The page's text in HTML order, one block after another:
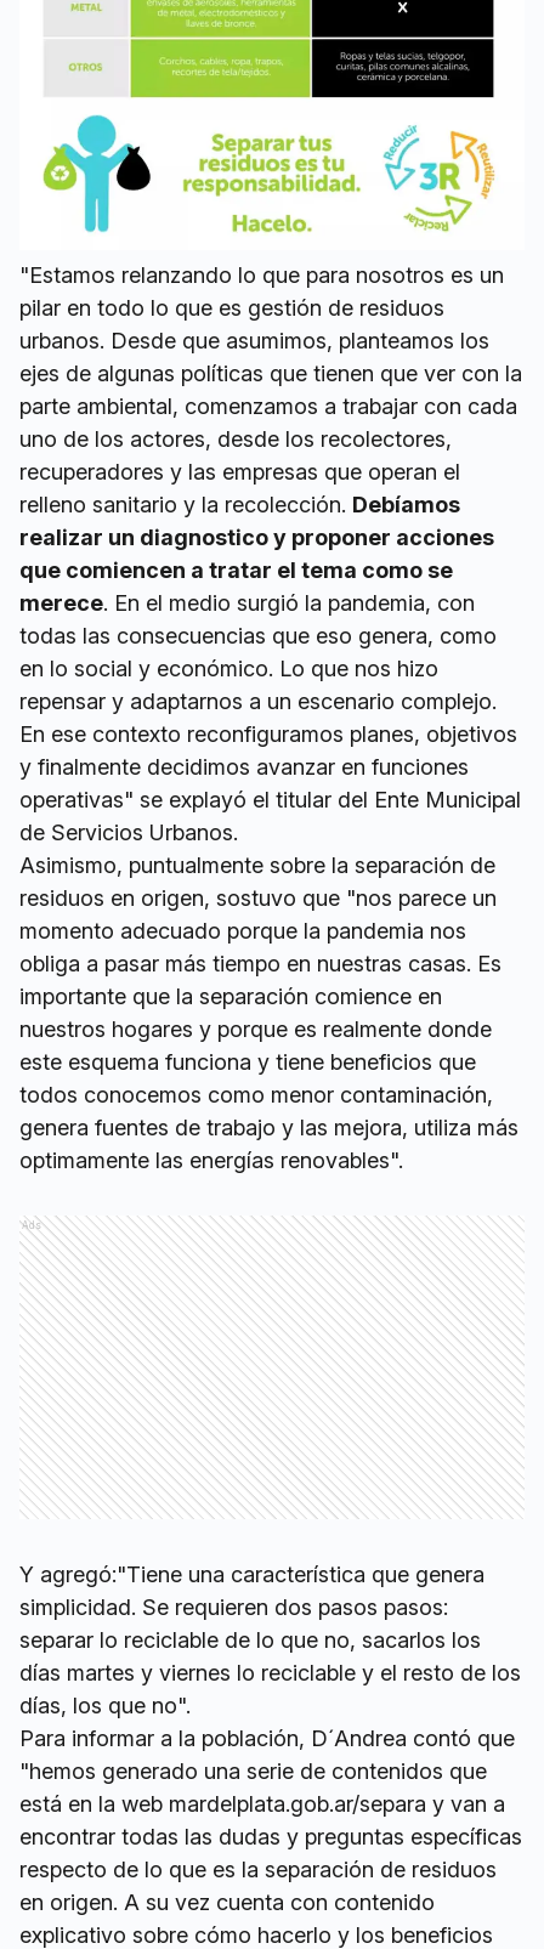
"Estamos relanzando lo que para nosotros es un
pilar en todo lo que es gestión de residuos
urbanos. Desde que asumimos, planteamos los
ejes de algunas políticas que tienen que ver con la
parte ambiental, comenzamos a trabajar con cada
uno de los actores, desde los recolectores,
recuperadores y las empresas que operan el
relleno sanitario y la recolección. Debíamos
realizar un diagnostico y proponer acciones
que comiencen a tratar el tema como se
merece. En el medio surgió la pandemia, con
todas las consecuencias que eso genera, como
en lo social y económico. Lo que nos hizo
repensar y adaptarnos a un escenario complejo.
En ese contexto reconfiguramos planes, objetivos
y finalmente decidimos avanzar en funciones
operativas" se explayó el titular del Ente Municipal
de Servicios Urbanos.
Asimismo, puntualmente sobre la separación de
residuos en origen, sostuvo que "nos parece un
momento adecuado porque la pandemia nos
obliga a pasar más tiempo en nuestras casas. Es
importante que la separación comience en
nuestros hogares y porque es realmente donde
este esquema funciona y tiene beneficios que
todos conocemos como menor contaminación,
genera fuentes de trabajo y las mejora, utiliza más
optimamente las energías renovables".
Ads
Y agregó:"Tiene una característica que genera
simplicidad. Se requieren dos pasos pasos:
separar lo reciclable de lo que no, sacarlos los
días martes y viernes lo reciclable y el resto de los
días, los que no".
Para informar a la población, D´Andrea contó que
"hemos generado una serie de contenidos que
está en la web mardelplata.gob.ar/separa y van a
encontrar todas las dudas y preguntas específicas
respecto de lo que es la separación de residuos
en origen. A su vez cuenta con contenido
explicativo sobre cómo hacerlo y los beneficios